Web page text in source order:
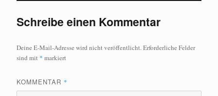
Schreibe einen Kommentar
Deine E-Mail-Adresse wird nicht veröffentlicht.Erforderliche Felder
sind mit * markiert
KOMMENTAR *